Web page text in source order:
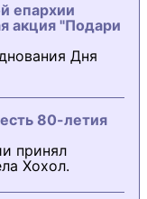
епархии
акция "Подари
Дня
80-летия
принял
Хохол.